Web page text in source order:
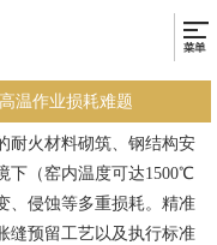
温作业损耗难题
耐火材料砌筑、钢结构安
下（窑内温度可达1500℃
、侵蚀等多重损耗。精准
缝预留工艺以及执行标准